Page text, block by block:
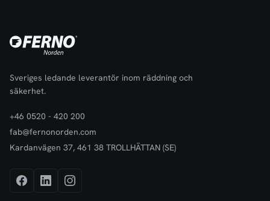
Sveriges ledande leverantör inom räddning och
säkerhet.
+46 0520 - 420 200
fab@fernonorden.com
Kardanvägen 37, 461 38 TROLLHÄTTAN (SE)